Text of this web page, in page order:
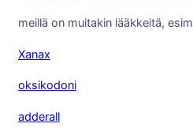
meillä on muitakin lääkkeitä, esim
Xanax
oksikodoni
adderall